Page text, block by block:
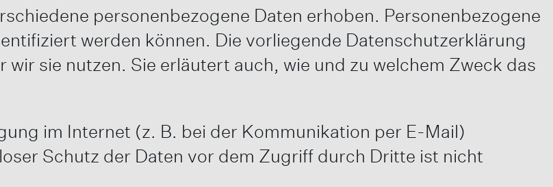
personenbezogene Daten erhoben. Personenbezogene
werden können. Die vorliegende Datenschutzerklärung
sie nutzen. Sie erläutert auch, wie und zu welchem Zweck das
im Internet (z. B. bei der Kommunikation per E-Mail)
Schutz der Daten vor dem Zugriff durch Dritte ist nicht